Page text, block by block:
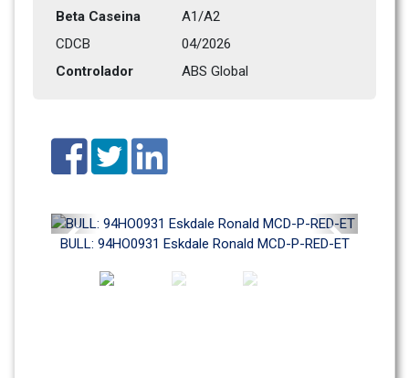
Beta Caseina
A1/A2
CDCB
04/2026
Controlador
ABS Global
BULL: 94HO0931 Eskdale Ronald MCD-P-RED-ET
Previous Next